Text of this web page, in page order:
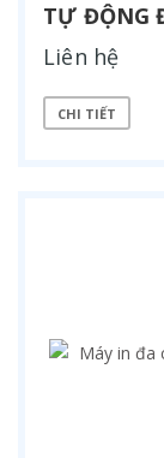
TỰ ĐỘNG
Liên hệ
CHI TIẾT